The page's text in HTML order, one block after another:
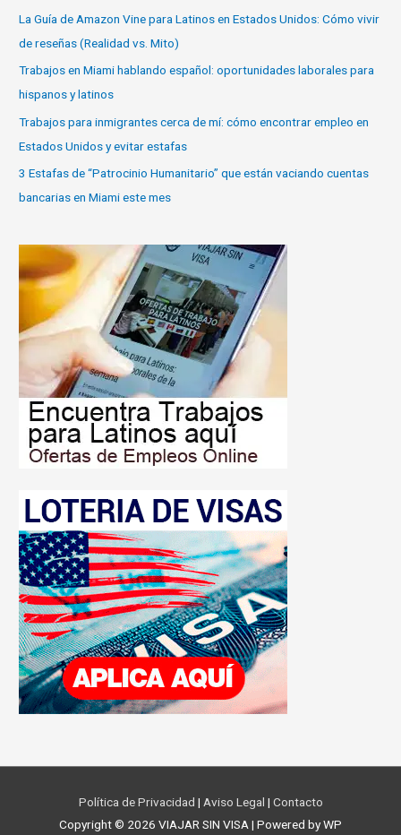
La Guía de Amazon Vine para Latinos en Estados Unidos: Cómo vivir
de reseñas (Realidad vs. Mito)
Trabajos en Miami hablando español: oportunidades laborales para
hispanos y latinos
Trabajos para inmigrantes cerca de mí: cómo encontrar empleo en
Estados Unidos y evitar estafas
3 Estafas de “Patrocinio Humanitario” que están vaciando cuentas
bancarias en Miami este mes
Política de Privacidad | Aviso Legal | Contacto
Copyright © 2026 VIAJAR SIN VISA | Powered by WP